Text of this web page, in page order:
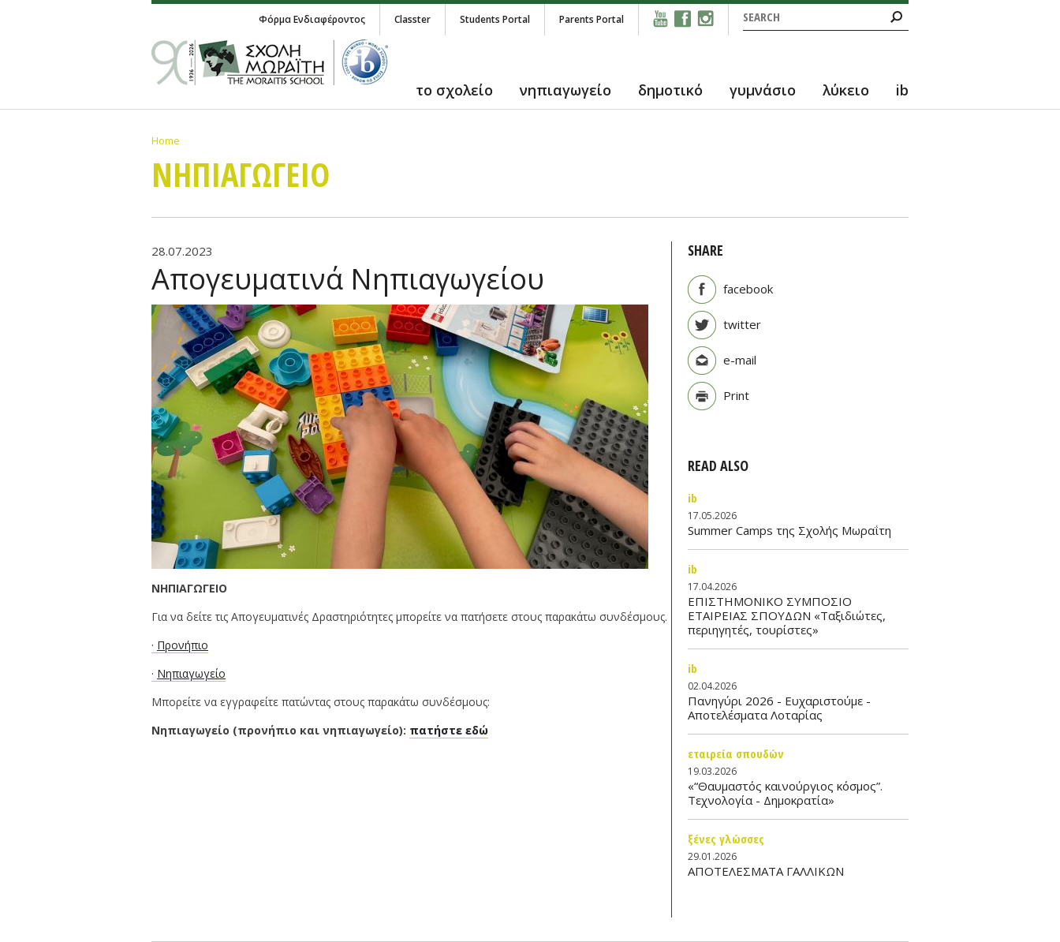
Search form
Search
Φόρμα Ενδιαφέροντος Classter Students Portal Parents Portal
το σχολείο νηπιαγωγείο δημοτικό γυμνάσιο λύκειο ib
Home
ΝΗΠΙΑΓΩΓΕΙΟ
28.07.2023
Απογευματινά Νηπιαγωγείου
ΝΗΠΙΑΓΩΓΕΙΟ
Για να δείτε τις Απογευματινές Δραστηριότητες μπορείτε να πατήσετε στους παρακάτω συνδέσμους.
· Προνήπιο
· Νηπιαγωγείο
Μπορείτε να εγγραφείτε πατώντας στους παρακάτω συνδέσμους:
Νηπιαγωγείο (προνήπιο και νηπιαγωγείο): πατήστε εδώ
SHARE
facebook
twitter
e-mail
Print
READ ALSO
ib
17.05.2026
Summer Camps της Σχολής Μωραΐτη
ib
17.04.2026
ΕΠΙΣΤΗΜΟΝΙΚΟ ΣΥΜΠΟΣΙΟ
ΕΤΑΙΡΕΙΑΣ ΣΠΟΥΔΩΝ «Ταξιδιώτες,
περιηγητές, τουρίστες»
ib
02.04.2026
Πανηγύρι 2026 - Ευχαριστούμε -
Αποτελέσματα Λοταρίας
εταιρεία σπουδών
19.03.2026
«“Θαυμαστός καινούργιος κόσμος”.
Τεχνολογία - Δημοκρατία»
ξένες γλώσσες
29.01.2026
ΑΠΟΤΕΛΕΣΜΑΤΑ ΓΑΛΛΙΚΩΝ